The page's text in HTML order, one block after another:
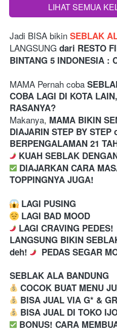
`LIHAT SEMUA
Jadi BISA bikin SEBLAK
LANGSUNG dari RESTO
BINTANG 5 INDONESIA :
MAMA Pernah coba
COBA LAGI DI KOTA
RASANYA?
Makanya, MAMA BIKIN
DIAJARIN STEP BY STEP
BERPENGALAMAN 21
KUAH SEBLAK
DIAJARKAN CARA
TOPPINGNYA JUGA!
LAGI PUSING
LAGI BAD MOOD
LAGI CRAVING PEDES!
LANGSUNG BIKIN
deh!
PEDAS SEGAR
SEBLAK ALA BANDUNG
COCOK BUAT MENU
BISA JUAL VIA G* &
BISA JUAL DI TOKO
BONUS! CARA